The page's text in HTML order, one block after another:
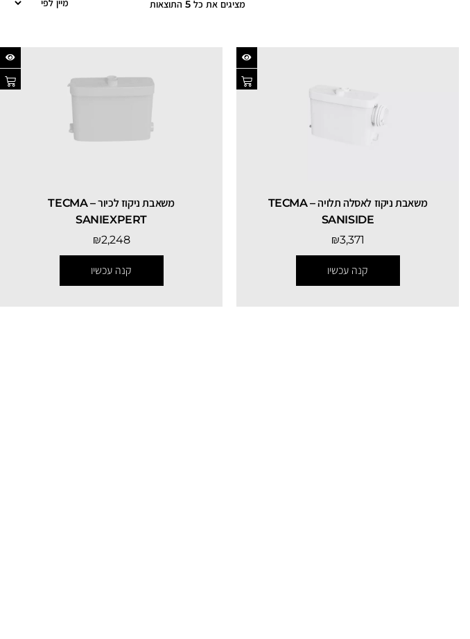
מציגים את כל ⁦5⁩ התוצאות
משאבת ניקוז לאסלה תלויה TECMA –
SANISIDE
₪3,371
קנה עכשיו
משאבת ניקוז לכיור TECMA –
SANIEXPERT
₪2,248
קנה עכשיו